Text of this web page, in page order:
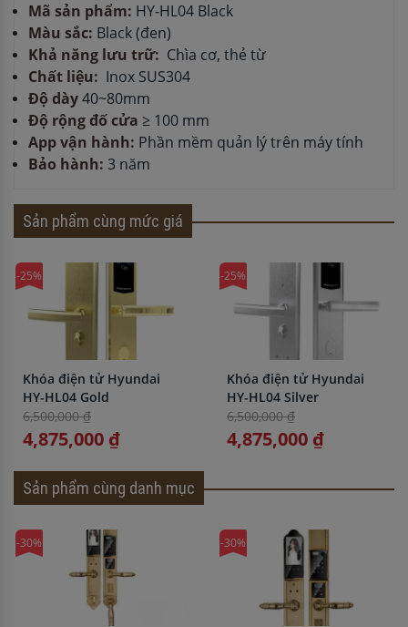
Mã sản phẩm: HY-HL04 Black
Màu sắc: Black (đen)
Khả năng lưu trữ: Chìa cơ, thẻ từ
Chất liệu: Inox SUS304
Độ dày40~80mm
Độ rộng đố cửa ≥ 100 mm
App vận hành: Phần mềm quản lý trên máy tính
Bảo hành: 3 năm
Sản phẩm cùng mức giá
-25%
Khóa điện tử Hyundai
HY-HL04 Gold
6,500,000 ₫
4,875,000 ₫
-25%
Khóa điện tử Hyundai
HY-HL04 Silver
6,500,000 ₫
4,875,000 ₫
Sản phẩm cùng danh mục
-30% -30%